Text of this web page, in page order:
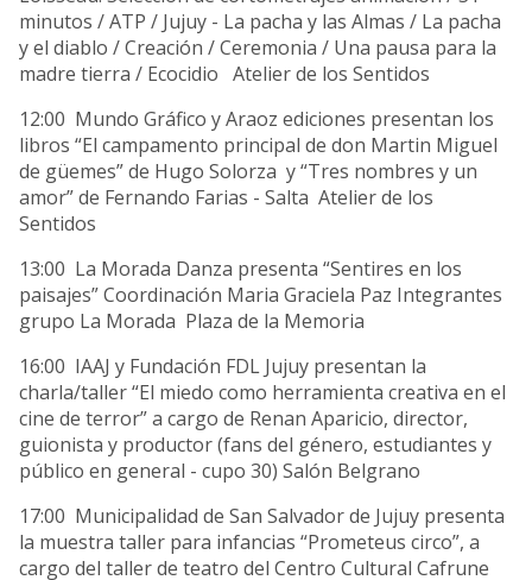
minutos / ATP / Jujuy - La pacha y las Almas / La pacha
y el diablo / Creación / Ceremonia / Una pausa para la
madre tierra / Ecocidio Atelier de los Sentidos
12:00 Mundo Gráfico y Araoz ediciones presentan los
libros “El campamento principal de don Martin Miguel
de güemes” de Hugo Solorza y “Tres nombres y un
amor” de Fernando Farias - Salta Atelier de los
Sentidos
13:00 La Morada Danza presenta “Sentires en los
paisajes” Coordinación Maria Graciela Paz Integrantes
grupo La Morada Plaza de la Memoria
16:00 IAAJ y Fundación FDL Jujuy presentan la
charla/taller “El miedo como herramienta creativa en el
cine de terror” a cargo de Renan Aparicio, director,
guionista y productor (fans del género, estudiantes y
público en general - cupo 30) Salón Belgrano
17:00 Municipalidad de San Salvador de Jujuy presenta
la muestra taller para infancias “Prometeus circo”, a
cargo del taller de teatro del Centro Cultural Cafrune